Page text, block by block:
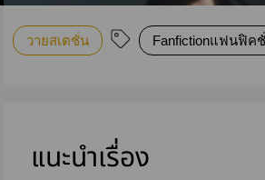
วายสเตชั่น Fanfictionแฟนฟิค
แนะนำเรื่อง